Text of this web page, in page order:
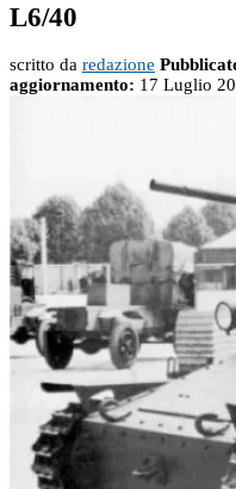
L6/40
scritto da redazione
aggiornamento: 17 Luglio